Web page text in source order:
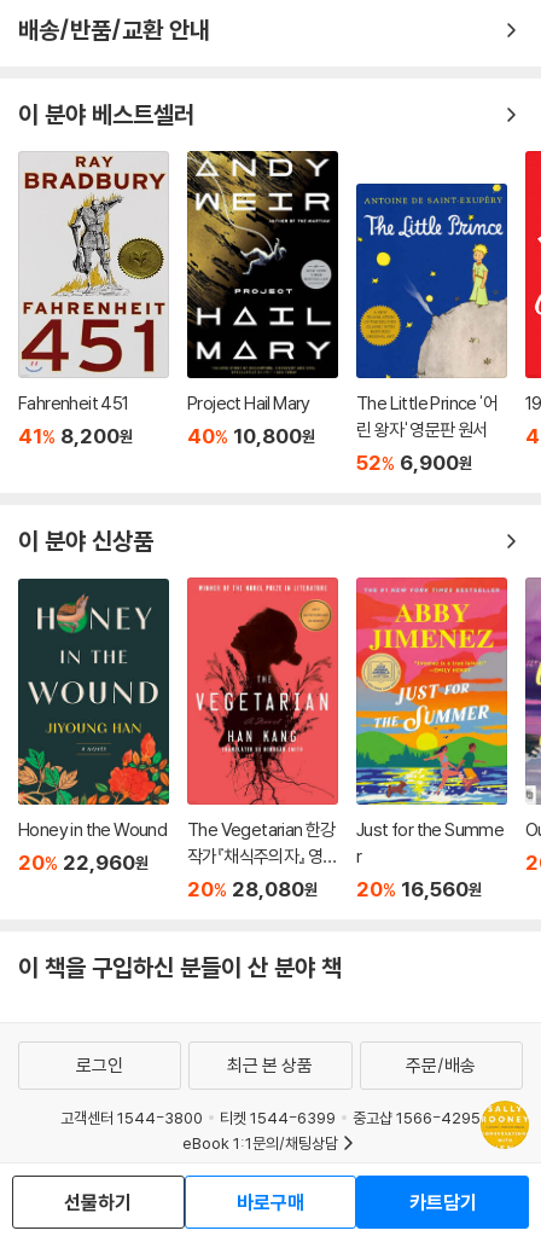
배송/반품/교환 안내
이 분야 베스트셀러
Fahrenheit 451
41% 8,200원
Project Hail Mary
40% 10,800원
The Little Prince '어
린 왕자' 영문판 원서
52% 6,900원
이 분야 신상품
Honey in the Wound
20% 22,960원
The Vegetarian 한강
작가『채식주의자』 영문
판 (미국판)
20% 28,080원
Just for the Summe
r
20% 16,560원
이 책을 구입하신 분들이 산 분야 책
선물하기 바로구매 카트담기
로그인 최근 본 상품 주문/배송
고객센터 1544-3800 티켓 1544-6399
중고샵 1566-4295
eBook 1:1문의/채팅상담
예스이십사(주) 사업자 정보
이용약관
개인정보처리방침
청소년보호정책